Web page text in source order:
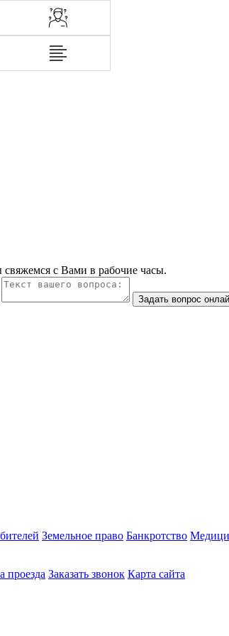
с Вами в рабочие часы.
Задать вопрос
Земельное право Банкротство
проезда Заказать звонок Карта сайта